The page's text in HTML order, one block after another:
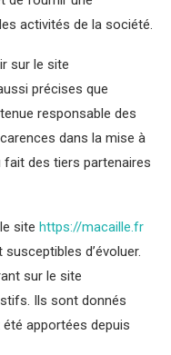
activités de la société.
sur le site
précises que
responsable des
dans la mise à
fait des tiers partenaires
site https://macaille.fr
d’évoluer.
sur le site
Ils sont donnés
apportées depuis